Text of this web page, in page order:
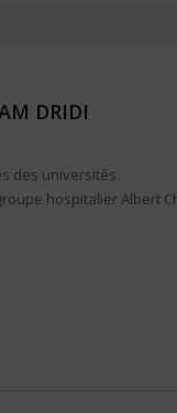
DRIDI
des universités.
hospitalier Albert